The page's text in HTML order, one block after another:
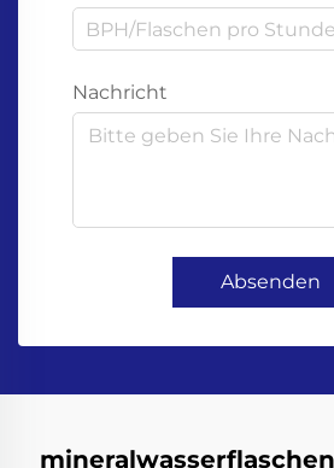
Nachricht
Absenden